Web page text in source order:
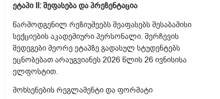
ეტაპი II: შეფასება და პრეზენტაცია
წარმოდგენილ რეზიუმეებს შეაფასებს შესაბამისი
სექციების აკადემიური პერსონალი. შერჩევის
შედეგები მეორე ეტაპზე გადასულ სტუდენტებს
ეცნობებათ არაუგვიანეს 2026 წლის 26 ივნისისა
ელფოსტით.
მოხსენების რეგლამენტი და ფორმატი